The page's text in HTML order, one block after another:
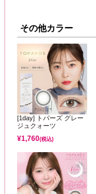
その他カラー
[1day] トパーズ グレー
ジュクォーツ
¥1,760(税込)